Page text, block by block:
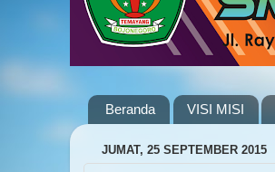
Beranda VISI MISI
JUMAT, 25 SEPTEMBER 2015